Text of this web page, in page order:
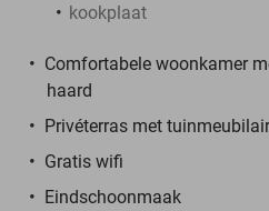
kookplaat
Comfortabele woonkamer
haard
Privéterras met tuinmeubilair
Gratis wifi
Eindschoonmaak